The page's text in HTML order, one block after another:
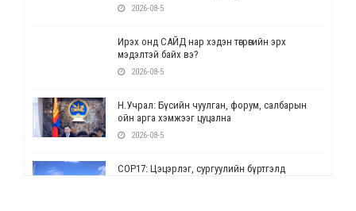
2026-08-5
Ирэх онд САЙД нар хэдэн төгрөгийн эрх
мэдэлтэй байх вэ?
2026-08-5
Н.Учрал: Бүсийн чуулган, форум, салбарын
ойн арга хэмжээг цуцална
2026-08-5
СОР17: Цэцэрлэг, сургуулийн бүртгэлд